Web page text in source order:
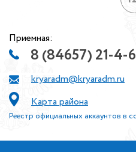
Приемная:
8 (84657) 21-4-
kryaradm@kryaradm.ru
Карта района
Реестр официальных аккаунтов в